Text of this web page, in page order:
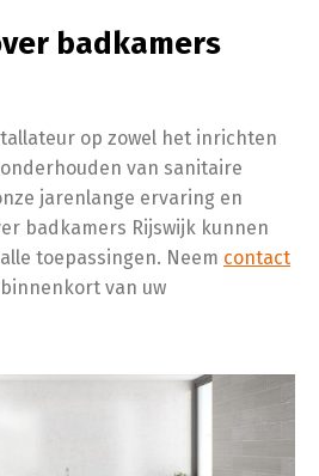
badkamers
op zowel het inrichten
van sanitaire
jarenlange ervaring en
badkamers Rijswijk kunnen
toepassingen. Neem contact
van uw